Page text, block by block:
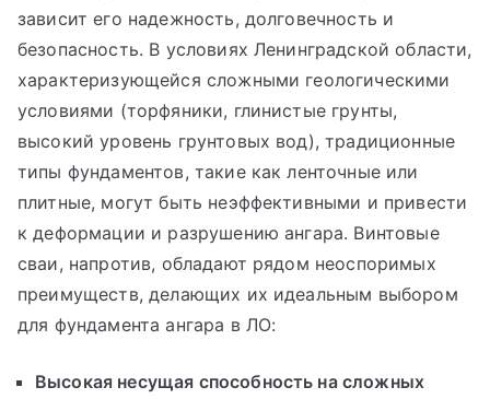
зависит его надежность, долговечность и
безопасность. В условиях Ленинградской области,
характеризующейся сложными геологическими
условиями (торфяники, глинистые грунты,
высокий уровень грунтовых вод), традиционные
типы фундаментов, такие как ленточные или
плитные, могут быть неэффективными и привести
к деформации и разрушению ангара. Винтовые
сваи, напротив, обладают рядом неоспоримых
преимуществ, делающих их идеальным выбором
для фундамента ангара в ЛО:
Высокая несущая способность на сложных